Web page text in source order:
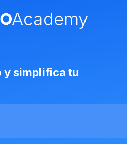
Academy
y simplifica tu